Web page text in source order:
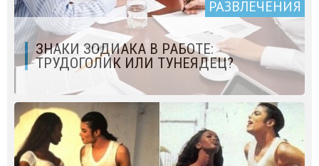
РАЗВЛЕЧЕНИЯ
ЗНАКИ ЗОДИАКА В РАБОТЕ:
ТРУДОГОЛИК ИЛИ ТУНЕЯДЕЦ?